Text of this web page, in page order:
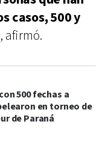
casos, 500 y
afirmó.
500 fechas a
en torneo de
de Paraná